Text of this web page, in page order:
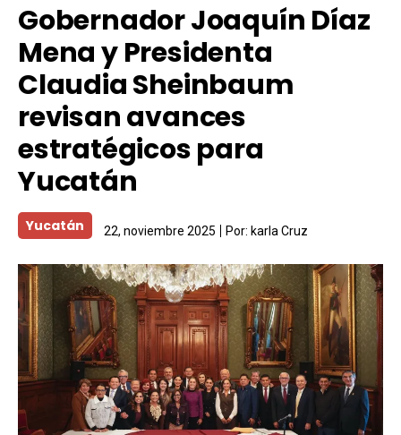
Gobernador Joaquín Díaz
Mena y Presidenta
Claudia Sheinbaum
revisan avances
estratégicos para
Yucatán
Yucatán 22, noviembre 2025 Por: karla Cruz